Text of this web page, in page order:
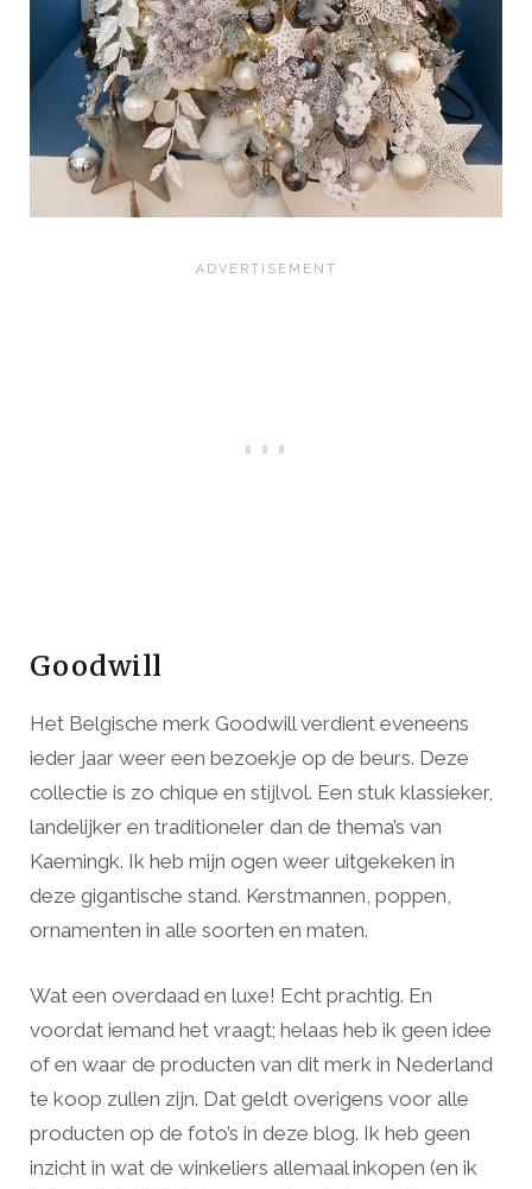
Goodwill
Het Belgische merk Goodwill verdient eveneens
ieder jaar weer een bezoekje op de beurs. Deze
collectie is zo chique en stijlvol. Een stuk klassieker,
landelijker en traditioneler dan de thema’s van
Kaemingk. Ik heb mijn ogen weer uitgekeken in
deze gigantische stand. Kerstmannen, poppen,
ornamenten in alle soorten en maten.
Wat een overdaad en luxe! Echt prachtig. En
voordat iemand het vraagt; helaas heb ik geen idee
of en waar de producten van dit merk in Nederland
te koop zullen zijn. Dat geldt overigens voor alle
producten op de foto’s in deze blog. Ik heb geen
inzicht in wat de winkeliers allemaal inkopen (en ik